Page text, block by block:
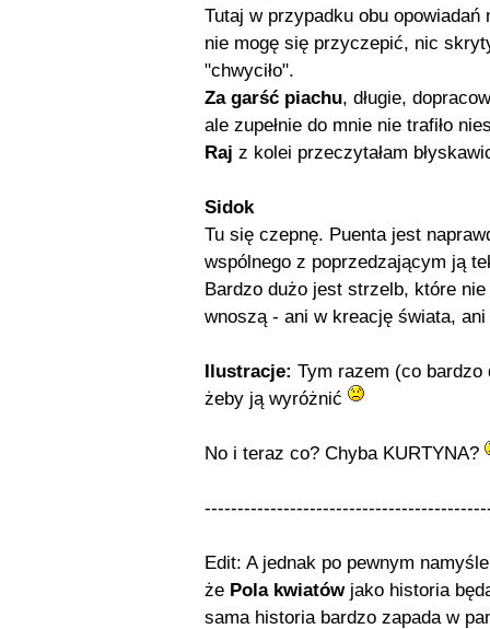
Tutaj w przypadku obu
nie mogę się przyczepić, nic
"chwyciło".
Za garść piachu, długie,
ale zupełnie do mnie nie trafiło
Raj z kolei przeczytałam
Sidok
Tu się czepnę. Puenta jest
wspólnego z poprzedzającym ją
Bardzo dużo jest strzelb, które
wnoszą - ani w kreację świata,
Ilustracje: Tym razem (co bardzo
żeby ją wyróżnić
No i teraz co? Chyba KURTYNA?
Edit: A jednak po pewnym
że Pola kwiatówjako historia
sama historia bardzo zapada w